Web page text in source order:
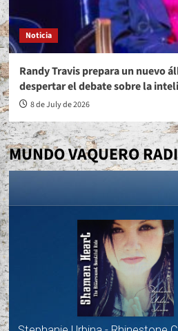
Noticia
Randy Travis prepara un nuevo
despertar el debate sobre la
8 de July de 2026
MUNDO VAQUERO